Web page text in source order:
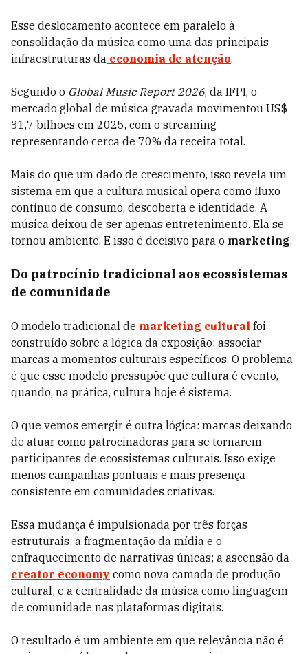
Esse deslocamento acontece em paralelo à
consolidação da música como uma das principais
infraestruturas da economia de atenção.
Segundo o Global Music Report 2026, da IFPI, o
mercado global de música gravada movimentou US$
31,7 bilhões em 2025, com o streaming
representando cerca de 70% da receita total.
Mais do que um dado de crescimento, isso revela um
sistema em que a cultura musical opera como fluxo
contínuo de consumo, descoberta e identidade. A
música deixou de ser apenas entretenimento. Ela se
tornou ambiente. E isso é decisivo para o marketing.
Do patrocínio tradicional aos ecossistemas
de comunidade
O modelo tradicional de marketing cultural foi
construído sobre a lógica da exposição: associar
marcas a momentos culturais específicos. O problema
é que esse modelo pressupõe que cultura é evento,
quando, na prática, cultura hoje é sistema.
O que vemos emergir é outra lógica: marcas deixando
de atuar como patrocinadoras para se tornarem
participantes de ecossistemas culturais. Isso exige
menos campanhas pontuais e mais presença
consistente em comunidades criativas.
Essa mudança é impulsionada por três forças
estruturais: a fragmentação da mídia e o
enfraquecimento de narrativas únicas; a ascensão da
creator economy como nova camada de produção
cultural; e a centralidade da música como linguagem
de comunidade nas plataformas digitais.
O resultado é um ambiente em que relevância não é